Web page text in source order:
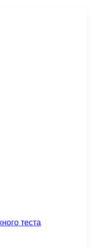
теста